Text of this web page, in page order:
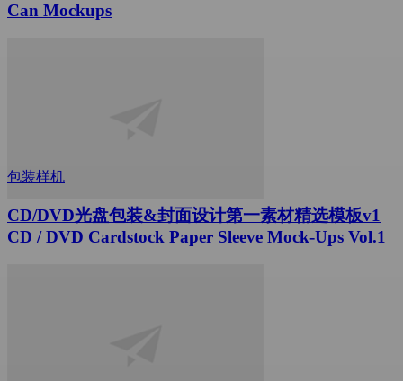
Can Mockups
包装样机
CD/DVD光盘包装&封面设计第一素材精选模板v1
CD / DVD Сardstock Paper Sleeve Mock-Ups Vol.1